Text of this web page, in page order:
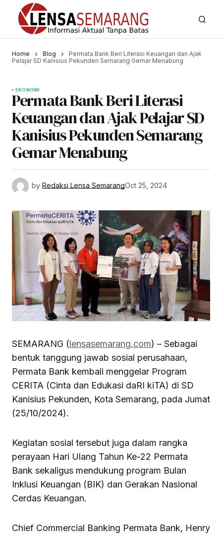
Home Blog
Permata Bank Beri Literasi Keuangan dan Ajak
Pelajar SD Kanisius Pekunden Semarang Gemar Menabung
EKONOMI
Permata Bank Beri Literasi
Keuangan dan Ajak Pelajar SD
Kanisius Pekunden Semarang
Gemar Menabung
by Redaksi Lensa SemarangOct 25, 2024
SEMARANG (lensasemarang.com) – Sebagai
bentuk tanggung jawab sosial perusahaan,
Permata Bank kembali menggelar Program
CERITA (Cinta dan Edukasi daRI kiTA) di SD
Kanisius Pekunden, Kota Semarang, pada Jumat
(25/10/2024).
Kegiatan sosial tersebut juga dalam rangka
perayaan Hari Ulang Tahun Ke-22 Permata
Bank sekaligus mendukung program Bulan
Inklusi Keuangan (BIK) dan Gerakan Nasional
Cerdas Keuangan.
Chief Commercial Banking Permata Bank, Henry